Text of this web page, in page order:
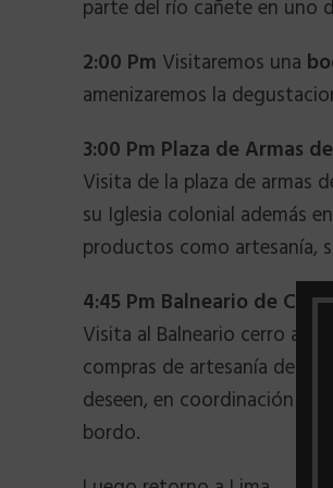
parte del río cañete en uno
2:00 Pm Visitaremos una
amenizaremos la
3:00 Pm Plaza de Armas
Visita de la plaza de armas
su Iglesia colonial además
productos como artesanía,
4:45 Pm Balneario de
Visita al Balneario cerro
compras de artesanía del
deseen, en coordinación
bordo.